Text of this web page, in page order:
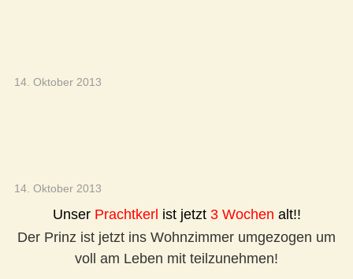
14. Oktober 2013
14. Oktober 2013
Unser Prachtkerl ist jetzt 3 Wochen alt!!
Der Prinz ist jetzt ins Wohnzimmer umgezogen um
voll am Leben mit teilzunehmen!